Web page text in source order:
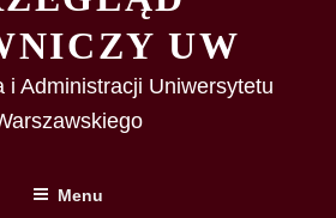
UW
i Administracji Uniwersytetu
Menu